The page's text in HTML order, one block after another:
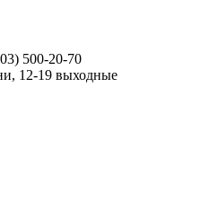
500-20-70
12-19 выходные